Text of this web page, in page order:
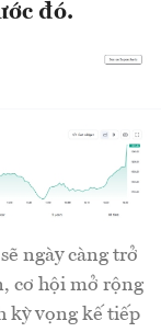
đó.
ngày càng trở
cơ hội mở rộng
kỳ vọng kế tiếp